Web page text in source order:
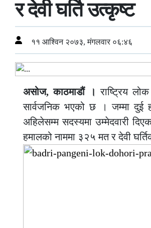
र देवी घर्ति उत्कृष्ट
११ आश्विन २०७३, मंगलवार ०६:४६
असोज, काठमाडौं । राष्ट्रिय
सार्वजनिक भएको छ । जम्मा दुई
अहिलेसम्म सदस्यमा उम्मेदवारी
हमालको नाममा ३२५ मत र देवी